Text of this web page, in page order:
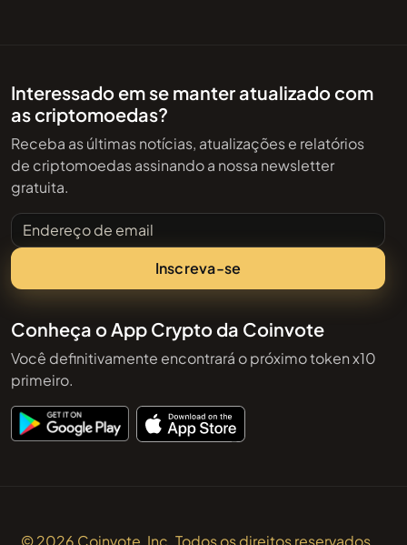
Interessado em se manter atualizado com
as criptomoedas?
Receba as últimas notícias, atualizações e relatórios
de criptomoedas assinando a nossa newsletter
gratuita.
Endereço de email
Inscreva-se
Conheça o App Crypto da Coinvote
Você definitivamente encontrará o próximo token x10
primeiro.
© 2026 Coinvote, Inc. Todos os direitos reservados.